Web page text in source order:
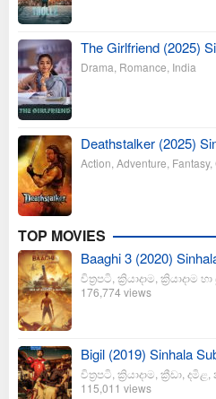
The Girlfriend (2025)
Drama Romance India
Deathstalker (2025)
Action Adventure Fantasy,
TOP MOVIES
Baaghi 3 (2020)
චිත්‍රපටි ක්‍රියාදාම ක්‍රියාදාම
176,774 views
Bigil (2019) Sinhala
චිත්‍රපටි ක්‍රියාදාම ක්‍රීඩා දමිළ
115,011 views